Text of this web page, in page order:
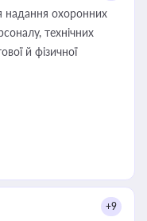
надання охоронних
технічних
й фізичної
+9